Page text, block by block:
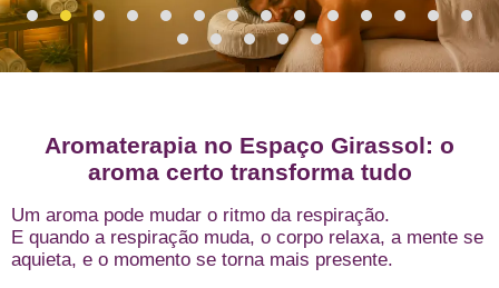
Aromaterapia no Espaço Girassol: o
aroma certo transforma tudo
Um aroma pode mudar o ritmo da respiração.
E quando a respiração muda, o corpo relaxa, a mente se
aquieta, e o momento se torna mais presente.